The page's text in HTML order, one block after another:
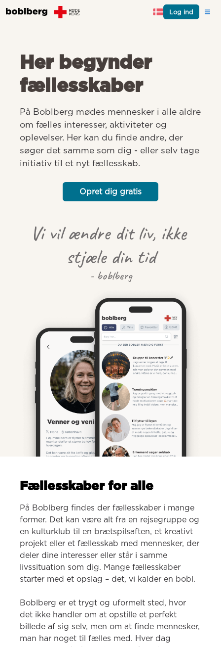
Log ind
Her begynder
fællesskaber
På Boblberg mødes mennesker i alle aldre
om fælles interesser, aktiviteter og
oplevelser. Her kan du finde andre, der
søger det samme som dig - eller selv tage
initiativ til et nyt fællesskab.
Opret dig gratis
Vi vil ændre dit liv, ikke
stjæle din tid
- boblberg
Fællesskaber for alle
På Boblberg findes der fællesskaber i mange
former. Det kan være alt fra en rejsegruppe og
en kulturklub til en brætspilsaften, et kreativt
projekt eller et fællesskab med mennesker, der
deler dine interesser eller står i samme
livssituation som dig. Mange fællesskaber
starter med et opslag – det, vi kalder en bobl.
Boblberg er et trygt og uformelt sted, hvor
det ikke handler om at opstille et perfekt
billede af sig selv, men om at finde mennesker,
man har noget til fælles med. Hver dag